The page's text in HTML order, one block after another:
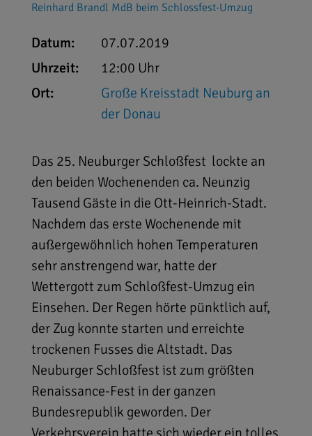
Reinhard Brandl MdB beim Schlossfest-Umzug
Datum:
07.07.2019
Uhrzeit:
12:00 Uhr
Ort:
Große Kreisstadt Neuburg an
der Donau
Das 25. Neuburger Schloßfest lockte an
den beiden Wochenenden ca. Neunzig
Tausend Gäste in die Ott-Heinrich-Stadt.
Nachdem das erste Wochenende mit
außergewöhnlich hohen Temperaturen
sehr anstrengend war, hatte der
Wettergott zum Schloßfest-Umzug ein
Einsehen. Der Regen hörte pünktlich auf,
der Zug konnte starten und erreichte
trockenen Fusses die Altstadt. Das
Neuburger Schloßfest ist zum größten
Renaissance-Fest in der ganzen
Bundesrepublik geworden. Der